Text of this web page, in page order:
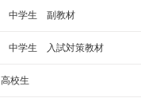
中学生 副教材
中学生 入試対策教材
高校生